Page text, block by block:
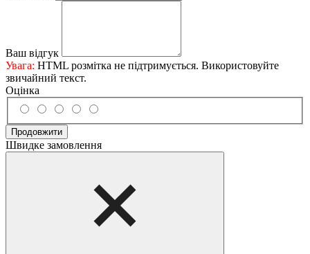
Ваш відгук
Увага: HTML розмітка не підтримується. Використовуйте
звичайний текст.
Оцінка
Продовжити
Швидке замовлення